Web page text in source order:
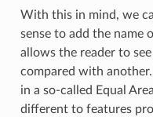
With this in mind, we
sense to add the name
allows the reader to
compared with
in a so-called Equal
different to features